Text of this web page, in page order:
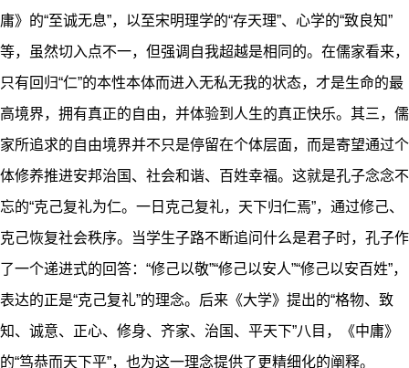
庸》的“至诚无息”，以至宋明理学的“存天理”、心学的“致良知”
等，虽然切入点不一，但强调自我超越是相同的。在儒家看来，
只有回归“仁”的本性本体而进入无私无我的状态，才是生命的最
高境界，拥有真正的自由，并体验到人生的真正快乐。其三，儒
家所追求的自由境界并不只是停留在个体层面，而是寄望通过个
体修养推进安邦治国、社会和谐、百姓幸福。这就是孔子念念不
忘的“克己复礼为仁。一日克己复礼，天下归仁焉”，通过修己、
克己恢复社会秩序。当学生子路不断追问什么是君子时，孔子作
了一个递进式的回答：“修己以敬”“修己以安人”“修己以安百姓”，
表达的正是“克己复礼”的理念。后来《大学》提出的“格物、致
知、诚意、正心、修身、齐家、治国、平天下”八目，《中庸》
的“笃恭而天下平”，也为这一理念提供了更精细化的阐释。